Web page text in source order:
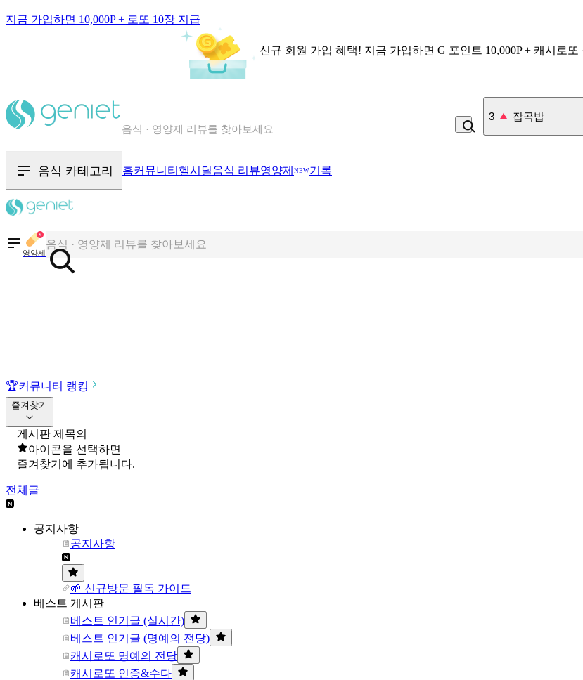
지금 가입하면 10,000P + 로또 10장 지급
신규 회원 가입 혜택! 지금 가입하면 G 포인트 10,000P + 캐시로또
칼로리와 영양성분을 검색해보세요
음식 · 영양제 리뷰를 찾아보세요
3 잡곡밥
음식 카테고리 홈커뮤니티 헬시딜음식 리뷰영양제 NEW기록
영양제
칼로리와 영양성분을 검색해보세요
혈당 · 다이어트 음식 검색해보세요
🏆커뮤니티 랭킹
즐겨찾기
게시판 제목의
아이콘을 선택하면
즐겨찾기에 추가됩니다.
전체글
공지사항
공지사항
🌱 신규방문 필독 가이드
베스트 게시판
베스트 인기글 (실시간)
베스트 인기글 (명예의 전당)
캐시로또 명예의 전당
캐시로또 인증&수다